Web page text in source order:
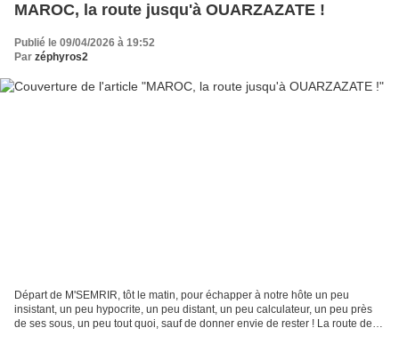
MAROC, la route jusqu'à OUARZAZATE !
Publié le 09/04/2026 à 19:52
Par zéphyros2
Départ de M'SEMRIR, tôt le matin, pour échapper à notre hôte un peu
insistant, un peu hypocrite, un peu distant, un peu calculateur, un peu près
de ses sous, un peu tout quoi, sauf de donner envie de rester ! La route des